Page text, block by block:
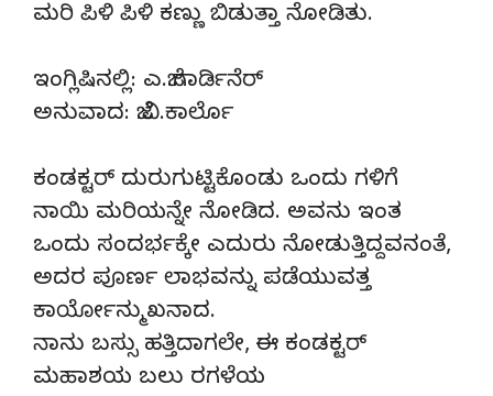
ಮರಿ ಪಿಳಿ ಪಿಳಿ ಕಣ್ಣು ಬಿಡುತ್ತಾ ನೋಡಿತು.
ಇಂಗ್ಲಿಷಿನಲ್ಲಿ: ಎ.ಜೆ.ಗಾರ್ಡಿನೆರ್
ಅನುವಾದ: ಜೆ.ವಿ.ಕಾರ್ಲೊ
ಕಂಡಕ್ಟರ್ ದುರುಗುಟ್ಟಿಕೊಂಡು ಒಂದು ಗಳಿಗೆ
ನಾಯಿ ಮರಿಯನ್ನೇ ನೋಡಿದ. ಅವನು ಇಂತ
ಒಂದು ಸಂದರ್ಭಕ್ಕೇ ಎದುರು ನೋಡುತ್ತಿದ್ದವನಂತೆ,
ಅದರ ಪೂರ್ಣ ಲಾಭವನ್ನು ಪಡೆಯುವತ್ತ
ಕಾರ್ಯೋನ್ಮುಖನಾದ.
ನಾನು ಬಸ್ಸು ಹತ್ತಿದಾಗಲೇ, ಈ ಕಂಡಕ್ಟರ್
ಮಹಾಶಯ ಬಲು ರಗಳೆಯ